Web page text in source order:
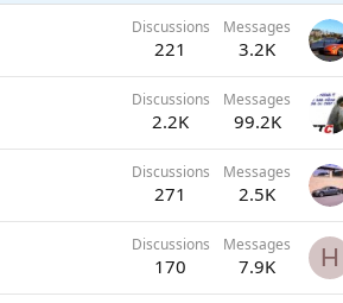
Discussions
221
Messages
3.2K
Discussions
2.2K
Messages
99.2K
Discussions
271
Messages
2.5K
Discussions
170
Messages
7.9K H